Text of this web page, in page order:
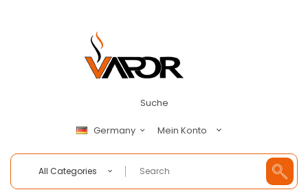
Suche
Germany Mein Konto
All Categories